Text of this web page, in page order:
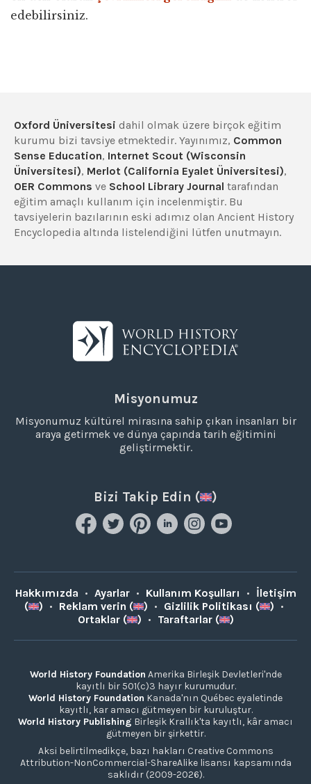
edebilirsiniz.
Oxford Üniversitesi dahil olmak üzere birçok eğitim
kurumu bizi tavsiye etmektedir. Yayınımız, Common
Sense Education, Internet Scout (Wisconsin
Üniversitesi), Merlot (California Eyalet Üniversitesi),
OER Commons ve School Library Journal tarafından
eğitim amaçlı kullanım için incelenmiştir. Bu
tavsiyelerin bazılarının eski adımız olan Ancient History
Encyclopedia altında listelendiğini lütfen unutmayın.
Misyonumuz
Misyonumuz kültürel mirasına sahip çıkan insanları bir
araya getirmek ve dünya çapında tarih eğitimini
geliştirmektir.
Bizi Takip Edin ( )
Hakkımızda • Ayarlar • Kullanım Koşulları • İletişim
(
) • Reklam verin ( ) • Gizlilik Politikası ( ) •
Ortaklar (
) • Taraftarlar ( )
World History Foundation Amerika Birleşik Devletleri'nde
kayıtlı bir 501(c)3 hayır kurumudur.
World History Foundation Kanada'nın Québec eyaletinde
kayıtlı, kar amacı gütmeyen bir kuruluştur.
World History Publishing Birleşik Krallık'ta kayıtlı, kâr amacı
gütmeyen bir şirkettir.
Aksi belirtilmedikçe, bazı hakları Creative Commons
Attribution-NonCommercial-ShareAlike lisansı kapsamında
saklıdır (2009-2026).